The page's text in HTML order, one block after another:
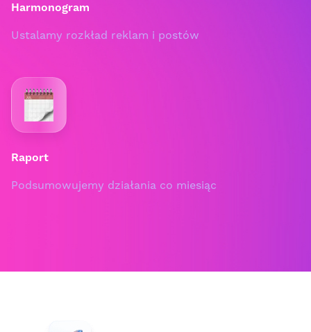
Harmonogram
Ustalamy rozkład reklam i postów
Raport
Podsumowujemy działania co miesiąc